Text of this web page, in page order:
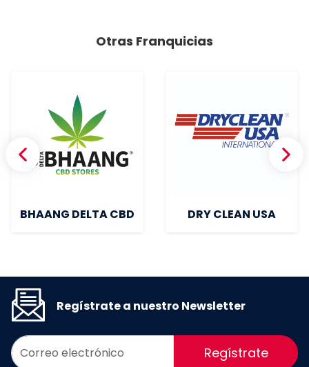
Otras Franquicias
BHAANG DELTA CBD DRY CLEAN USA
Regístrate a nuestro Newsletter
Regístrate